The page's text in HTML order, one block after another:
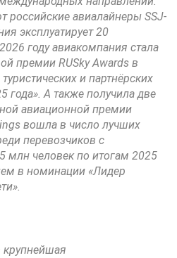
российские авиалайнеры SSJ-
эксплуатирует 20
году авиакомпания стала
премии RUSky Awards в
и партнёрских
года». А также получила две
авиационной премии
вошла в число лучших
перевозчиков с
млн человек по итогам 2025
в номинации «Лидер
крупнейшая